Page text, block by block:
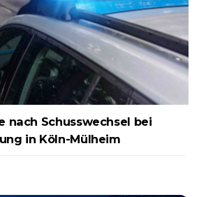
nach Schusswechsel bei
in Köln-Mülheim